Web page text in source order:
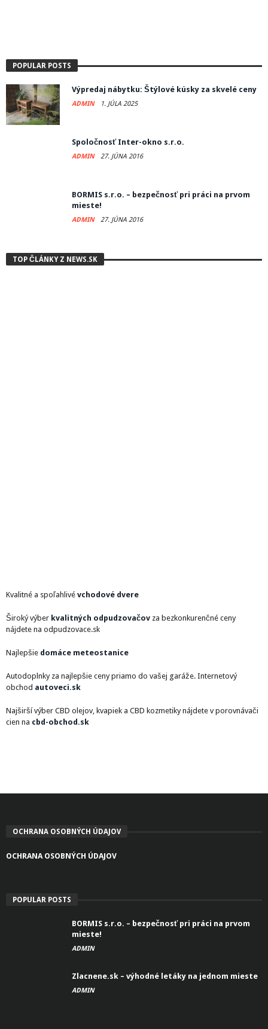
POPULAR POSTS
Výpredaj nábytku: Štýlové kúsky za skvelé ceny
ADMIN 1. JÚLA 2025
Spoločnosť Inter-okno s.r.o.
ADMIN 27. JÚNA 2016
BORMIS s.r.o. – bezpečnosť pri práci na prvom
mieste!
ADMIN 27. JÚNA 2016
TOP ČLÁNKY Z NEWS.SK
Kvalitné a spoľahlivé vchodové dvere
Široký výber kvalitných odpudzovačov za bezkonkurenčné ceny
nájdete na odpudzovace.sk
Najlepšie domáce meteostanice
Autodoplnky za najlepšie ceny priamo do vašej garáže. Internetový
obchod autoveci.sk
Najširší výber CBD olejov, kvapiek a CBD kozmetiky nájdete v porovnávači
cien na cbd-obchod.sk
OCHRANA OSOBNÝCH ÚDAJOV
OCHRANA OSOBNÝCH ÚDAJOV
POPULAR POSTS
BORMIS s.r.o. – bezpečnosť pri práci na prvom
mieste!
ADMIN
Zlacnene.sk – výhodné letáky na jednom mieste
ADMIN